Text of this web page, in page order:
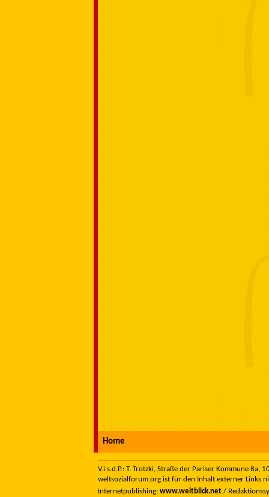
Home
V.i.s.d.P.: T. Trotzki, Straße der Pariser Kommune
weltsozialforum.org ist für den Inhalt externer Links
Internetpublishing: www.weitblick.net /